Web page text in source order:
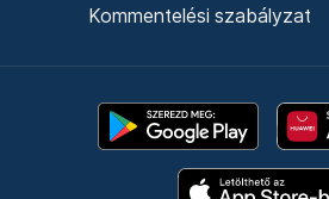
Kommentelési szabályzat